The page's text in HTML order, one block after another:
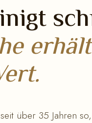
über 35 Jahren